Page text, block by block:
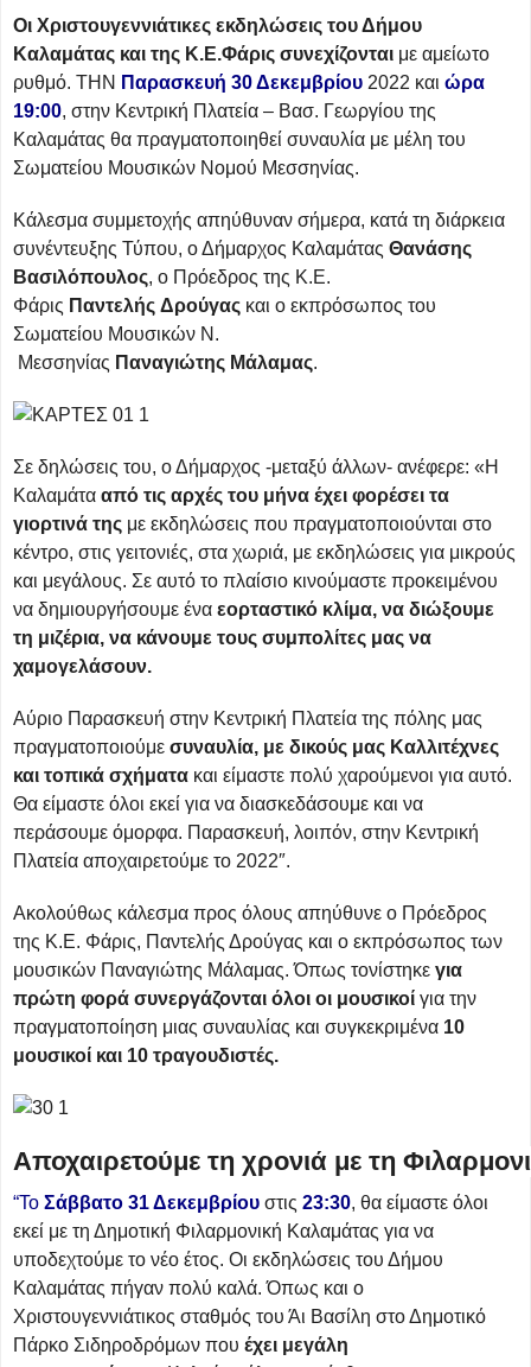
Οι Χριστουγεννιάτικες εκδηλώσεις του Δήμου
Καλαμάτας και της Κ.Ε.Φάρις συνεχίζονται με αμείωτο
ρυθμό. THN Παρασκευή 30 Δεκεμβρίου 2022 και ώρα
19:00, στην Κεντρική Πλατεία – Βασ. Γεωργίου της
Καλαμάτας θα πραγματοποιηθεί συναυλία με μέλη του
Σωματείου Μουσικών Νομού Μεσσηνίας.
Κάλεσμα συμμετοχής απηύθυναν σήμερα, κατά τη διάρκεια
συνέντευξης Τύπου, ο Δήμαρχος Καλαμάτας Θανάσης
Βασιλόπουλος, ο Πρόεδρος της Κ.Ε.
Φάρις Παντελής Δρούγας και ο εκπρόσωπος του
Σωματείου Μουσικών Ν.
Μεσσηνίας Παναγιώτης Μάλαμας.
Σε δηλώσεις του, ο Δήμαρχος -μεταξύ άλλων- ανέφερε: «Η
Καλαμάτα από τις αρχές του μήνα έχει φορέσει τα
γιορτινά της με εκδηλώσεις που πραγματοποιούνται στο
κέντρο, στις γειτονιές, στα χωριά, με εκδηλώσεις για μικρούς
και μεγάλους. Σε αυτό το πλαίσιο κινούμαστε προκειμένου
να δημιουργήσουμε ένα εορταστικό κλίμα, να διώξουμε
τη μιζέρια, να κάνουμε τους συμπολίτες μας να
χαμογελάσουν.
Αύριο Παρασκευή στην Κεντρική Πλατεία της πόλης μας
πραγματοποιούμε συναυλία, με δικούς μας Καλλιτέχνες
και τοπικά σχήματα και είμαστε πολύ χαρούμενοι για αυτό.
Θα είμαστε όλοι εκεί για να διασκεδάσουμε και να
περάσουμε όμορφα. Παρασκευή, λοιπόν, στην Κεντρική
Πλατεία αποχαιρετούμε το 2022″.
Ακολούθως κάλεσμα προς όλους απηύθυνε ο Πρόεδρος
της Κ.Ε. Φάρις, Παντελής Δρούγας και ο εκπρόσωπος των
μουσικών Παναγιώτης Μάλαμας. Όπως τονίστηκε για
πρώτη φορά συνεργάζονται όλοι οι μουσικοί για την
πραγματοποίηση μιας συναυλίας και συγκεκριμένα 10
μουσικοί και 10 τραγουδιστές.
Αποχαιρετούμε τη χρονιά με τη
“Το Σάββατο 31 Δεκεμβρίου στις 23:30, θα είμαστε όλοι
εκεί με τη Δημοτική Φιλαρμονική Καλαμάτας για να
υποδεχτούμε το νέο έτος. Οι εκδηλώσεις του Δήμου
Καλαμάτας πήγαν πολύ καλά. Όπως και ο
Χριστουγεννιάτικος σταθμός του Άι Βασίλη στο Δημοτικό
Πάρκο Σιδηροδρόμων που έχει μεγάλη